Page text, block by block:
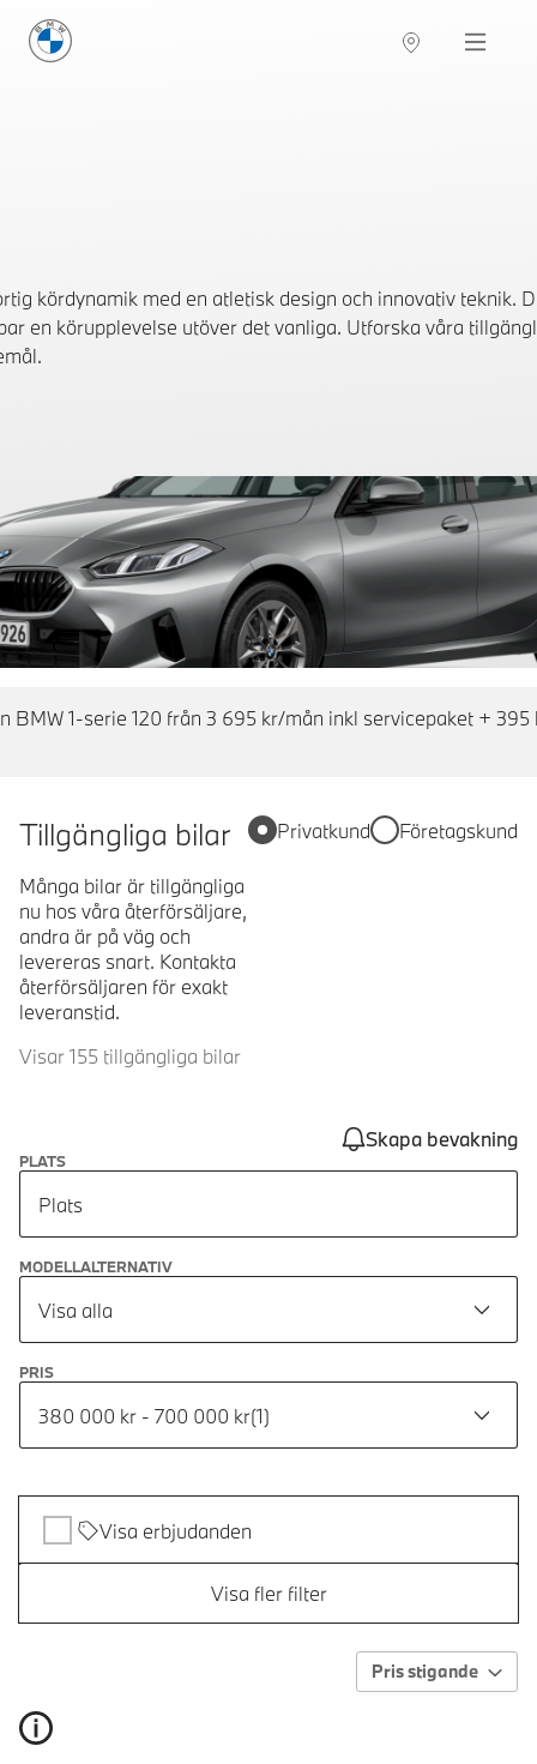
BMW Sverige Navigation
kördynamik med en atletisk design och innovativ teknik.
en körupplevelse utöver det vanliga. Utforska våra
BMW 1-serie 120 från 3 695 kr/mån inkl servicepaket +
Tillgängliga bilar
Många bilar är tillgängliga
nu hos våra återförsäljare,
andra är på väg och
levereras snart. Kontakta
återförsäljaren för exakt
leveranstid.
Visar 155 tillgängliga bilar
Privatkund Företagskund
Skapa bevakning
PLATS
Plats
MODELLALTERNATIV
Visa alla
PRIS
380 000 kr - 700 000 kr(1)
Visa erbjudanden
Visa fler filter
Pris stigande